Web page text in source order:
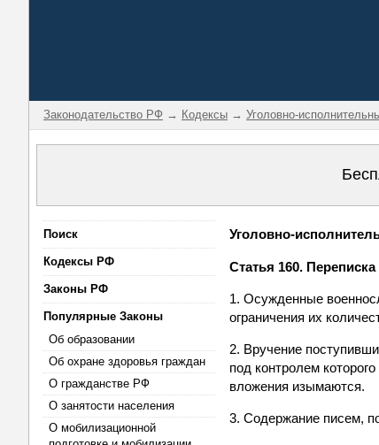
Законодательство РФ → Кодексы → Уголовно-
Поиск
Кодексы РФ
Законы РФ
Популярные Законы
Об образовании
Об охране здоровья граждан
О гражданстве РФ
О занятости населения
О мобилизационной
Уголовно-
Статья 160.
1. Осужденные
ограничения их
2. Вручение
под контролем
вложения изымаются.
3. Содержание писем,